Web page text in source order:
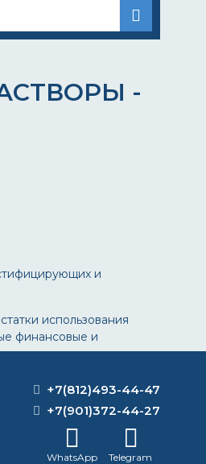
-
и
использования
финансовые и
реакции на коже
для рабочих. Также
бы в себе все
+7(812)493-44-47
+7(901)372-44-27
WhatsApp Telegram